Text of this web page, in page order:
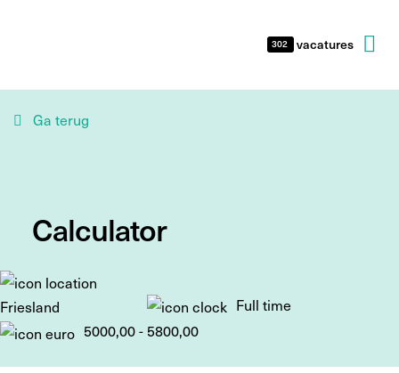
302 vacatures
Ga terug
Calculator
Friesland
Full time
5000,00 - 5800,00